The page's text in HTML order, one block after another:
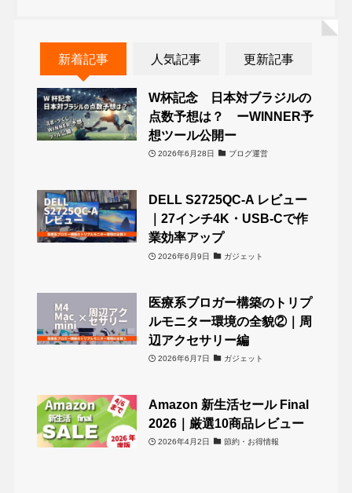
新着記事 人気記事 更新記事
W杯記念 日本対ブラジルの
点数予想は？ ーWINNER予
想ツール公開ー
2026年6月28日 ブログ運営
DELL S2725QC-A レビュー
｜27インチ4K・USB-Cで作
業効率アップ
2026年6月9日 ガジェット
医療系ブロガー構築のトリプ
ルモニター環境の全貌②｜周
辺アクセサリー編
2026年6月7日 ガジェット
Amazon 新生活セール Final
2026｜厳選10商品レビュー
2026年4月2日 節約・お得情報